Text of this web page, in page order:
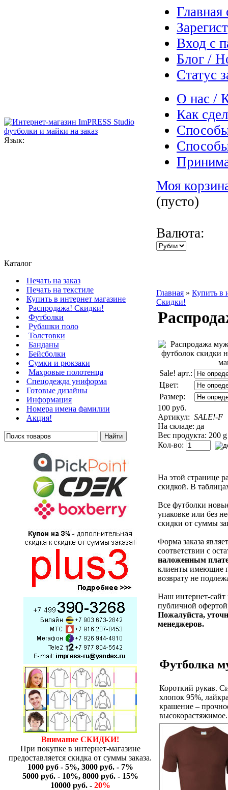
Язык:
Главная
Вход с
Блог /
Статус
О нас /
Как
Моя
(пусто)
Валюта:
Каталог
Печать на заказ
Печать на текстиле
Купить в интернет магазине
Распродажа! Скидки!
Футболки
Рубашки поло
Толстовки
Банданы
Бейсболки
Сумки и рюкзаки
Махровые полотенца
Cпецодежда униформа
Готовые дизайны
Информация
Номера имена фамилии
Акция!
Внимание СКИДКИ!
При покупке в интернет-магазине
предоставляется скидка от суммы заказа.
1000 руб - 5%, 3000 руб. - 7%
5000 руб. - 10%, 8000 руб. - 15%
10000 руб. - 20%
Главная » Купить в
Скидки!
Sale! арт.:
Цвет:
Размер:
100 руб.
Артикул: SALE!-F
На складе: да
Вес продукта: 200 g
Кол-во:
На этой странице
скидкой. В
Все футболки
упаковке или без
скидки от суммы
Форма заказа
соответствии c
наложенным
клиенты имеющие
возврату не
Наш интернет-
публичной
Пожалуйста,
менеджеров.
Футболка
Короткий рукав.
хлопок 95%,
крашение –